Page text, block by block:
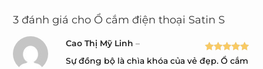
3 đánh giá cho Ổ cắm điện thoại Satin S
Được xếp
Cao Thị Mỹ Linh–
Sự đồng bộ là chìa khóa của vẻ đẹp. Ổ cắm